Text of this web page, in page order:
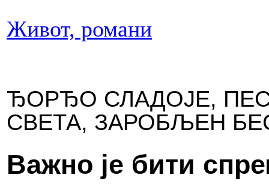
Живот, романи
ЂОРЂО СЛАДОЈЕ,
СВЕТА, ЗАРОБЉЕН
Важно је бити